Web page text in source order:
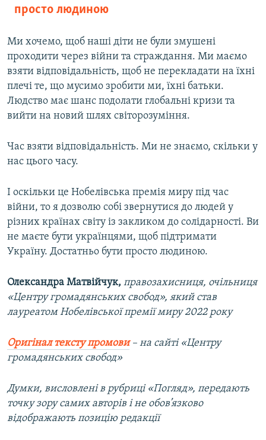
просто людиною
Ми хочемо, щоб наші діти не були змушені
проходити через війни та страждання. Ми маємо
взяти відповідальність, щоб не перекладати на їхні
плечі те, що мусимо зробити ми, їхні батьки.
Людство має шанс подолати глобальні кризи та
вийти на новий шлях світорозуміння.
Час взяти відповідальність. Ми не знаємо, скільки у
нас цього часу.
І оскільки це Нобелівська премія миру під час
війни, то я дозволю собі звернутися до людей у
різних країнах світу із закликом до солідарності. Ви
не маєте бути українцями, щоб підтримати
Україну. Достатньо бути просто людиною.
Олександра Матвійчук, правозахисниця, очільниця
«Центру громадянських свобод», який став
лауреатом Нобелівської премії миру 2022 року
Оригінал тексту промови– на сайті «Центру
громадянських свобод»
Думки, висловлені в рубриці «Погляд», передають
точку зору самих авторів і не обов’язково
відображають позицію редакції